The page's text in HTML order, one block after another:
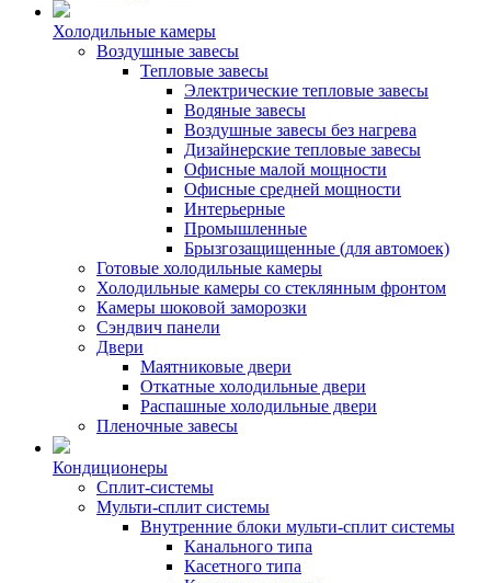
Холодильные камеры
Воздушные завесы
Тепловые завесы
Электрические тепловые завесы
Водяные завесы
Воздушные завесы без нагрева
Дизайнерские тепловые завесы
Офисные малой мощности
Офисные средней мощности
Интерьерные
Промышленные
Брызгозащищенные (для автомоек)
Готовые холодильные камеры
Холодильные камеры со стеклянным фронтом
Камеры шоковой заморозки
Сэндвич панели
Двери
Маятниковые двери
Откатные холодильные двери
Распашные холодильные двери
Пленочные завесы
Кондиционеры
Сплит-системы
Мульти-сплит системы
Внутренние блоки мульти-сплит системы
Канального типа
Касетного типа